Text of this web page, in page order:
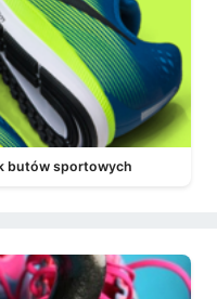
butów sportowych